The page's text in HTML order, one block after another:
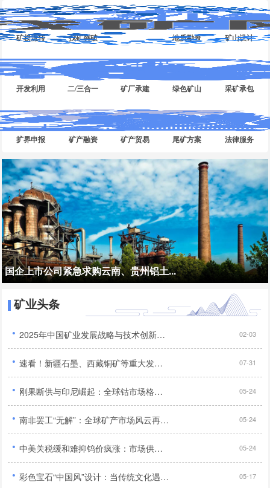
矿权流转 找矿突破 地质勘查 矿山设计
开发利用 二/三合一 矿厂承建 绿色矿山 采矿承包
扩界申报 矿产融资 矿产贸易 尾矿方案 法律服务
哈萨克斯坦露天金矿转让合作项目...
矿业头条
· 2025年中国矿业发展战略与技术创新深度研究报告... 02-03
· 速看！新疆石墨、西藏铜矿等重大发现，我国找矿突破添新绩... 07-31
· 刚果断供与印尼崛起：全球钴市场格局重塑及中国企业应对策略... 05-24
· 南非罢工“无解”：全球矿产市场风云再起，铬矿短缺引发多行业危机与抢购潮... 05-24
· 中美关税缓和难抑钨价疯涨：市场供需失衡与产业格局重塑... 05-24
· 彩色宝石“中国风”设计：当传统文化遇上现代珠宝... 05-17